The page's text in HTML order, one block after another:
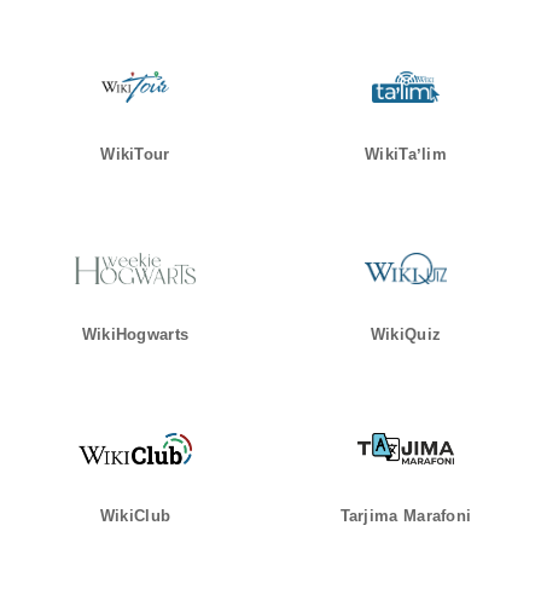
WikiTour WikiTaʼlim
WikiHogwarts WikiQuiz
WikiClub Tarjima Marafoni